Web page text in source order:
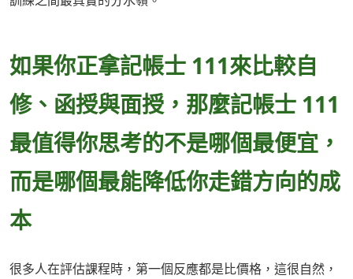
如果你正拿記帳士 111來比較自
修、函授與面授，那麼記帳士 111
最值得你思考的不是哪個最便宜，
而是哪個最能降低你走錯方向的成
本
很多人在評估課程時，第一個反應都是比價格，這很自然，